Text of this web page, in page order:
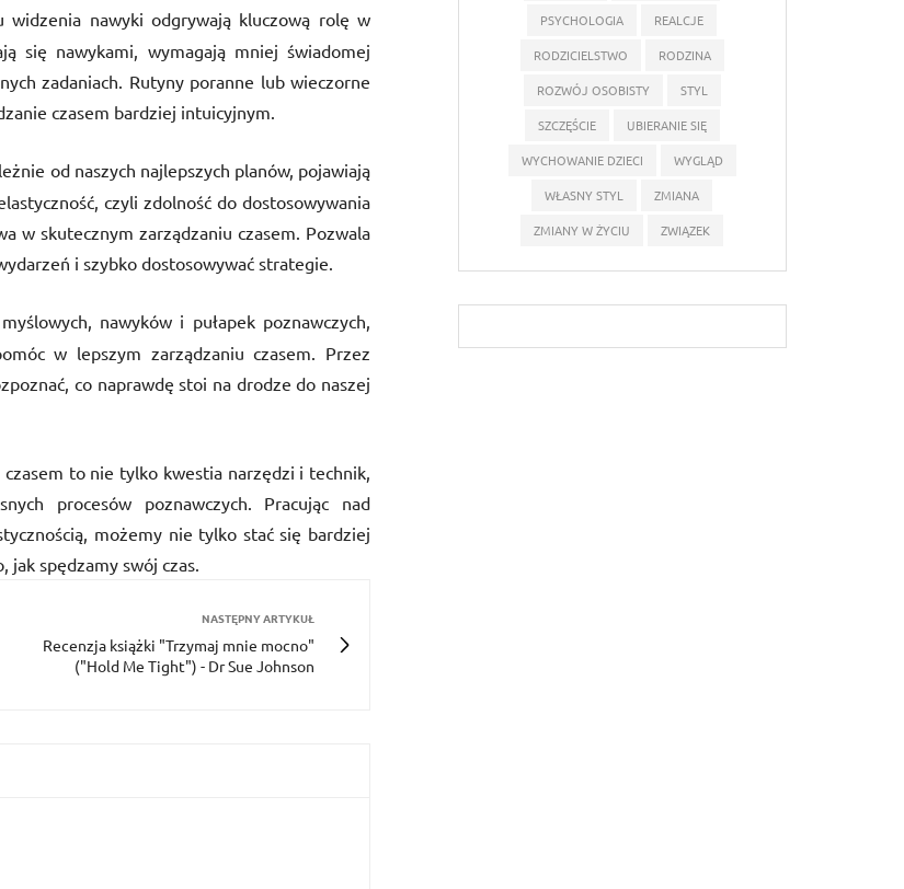
widzenia nawyki odgrywają kluczową rolę w
się nawykami, wymagają mniej świadomej
zadaniach. Rutyny poranne lub wieczorne
czasem bardziej intuicyjnym.
od naszych najlepszych planów, pojawiają
czyli zdolność do dostosowywania
w skutecznym zarządzaniu czasem. Pozwala
i szybko dostosowywać strategie.
nawyków i pułapek poznawczych,
w lepszym zarządzaniu czasem. Przez
co naprawdę stoi na drodze do naszej
to nie tylko kwestia narzędzi i technik,
procesów poznawczych. Pracując nad
możemy nie tylko stać się bardziej
spędzamy swój czas.
NASTĘPNY ARTYKUŁ
Recenzja książki "Trzymaj mnie mocno"
("Hold Me Tight") - Dr Sue Johnson
PSYCHOLOGIA
REALCJE
RODZICIELSTWO
RODZINA
ROZWÓJ OSOBISTY
STYL
SZCZĘŚCIE
UBIERANIE SIĘ
WYCHOWANIE DZIECI
WYGLĄD
WŁASNY STYL
ZMIANA
ZMIANY W ŻYCIU
ZWIĄZEK